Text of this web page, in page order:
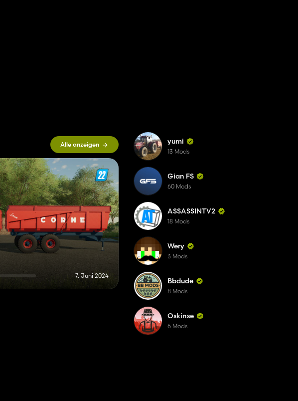
Alle anzeigen
7. Juni 2024
yumi
13 Mods
Gian FS
60 Mods
ASSASSINTV2
18 Mods
Wery
3 Mods
Bbdude
8 Mods
Oskinse
6 Mods